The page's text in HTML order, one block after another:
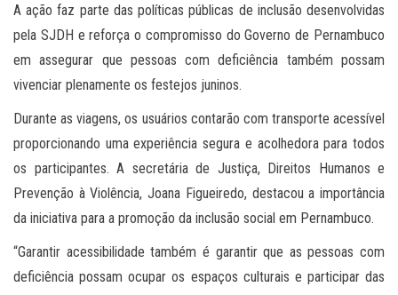
A ação faz parte das políticas públicas de inclusão desenvolvidas
pela SJDH e reforça o compromisso do Governo de Pernambuco
em assegurar que pessoas com deficiência também possam
vivenciar plenamente os festejos juninos.
Durante as viagens, os usuários contarão com transporte acessível
proporcionando uma experiência segura e acolhedora para todos
os participantes. A secretária de Justiça, Direitos Humanos e
Prevenção à Violência, Joana Figueiredo, destacou a importância
da iniciativa para a promoção da inclusão social em Pernambuco.
“Garantir acessibilidade também é garantir que as pessoas com
deficiência possam ocupar os espaços culturais e participar das